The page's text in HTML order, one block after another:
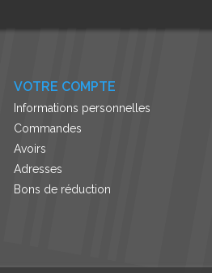
VOTRE COMPTE
Informations personnelles
Commandes
Avoirs
Adresses
Bons de réduction